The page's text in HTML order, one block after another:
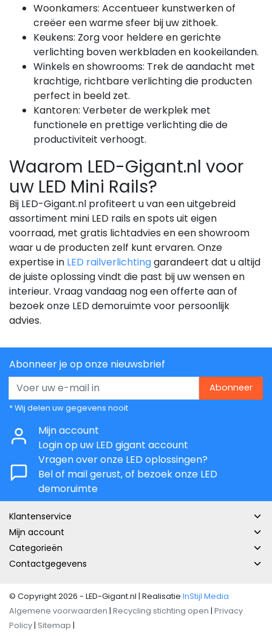
Woonkamers: Accentueer kunstwerken of
creëer een warme sfeer bij uw zithoek.
Keukens: Zorg voor heldere en gerichte
verlichting boven werkbladen en kookeilanden.
Winkels en showrooms: Trek de aandacht met
krachtige, richtbare verlichting die producten
perfect in beeld zet.
Kantoren: Verbeter de werkplek met
functionele en prettige verlichting die de
productiviteit verhoogt.
Waarom LED-Gigant.nl voor
uw LED Mini Rails?
Bij LED-Gigant.nl profiteert u van een uitgebreid
assortiment mini LED rails en spots uit eigen
voorraad, met gratis lichtadvies en een showroom
waar u de producten zelf kunt ervaren. Onze
expertise in LED railverlichtinggarandeert dat u altijd
de juiste oplossing vindt die past bij uw wensen en
interieur. Vraag vandaag nog een offerte aan of
bezoek onze LED demoruimte voor persoonlijk
advies.
Abonneer je op onze nieuwsbrief
Abonneer
* Wij delen uw gegevens nooit
Mijn account
Login op uw LED gigant account
Vragen over onze LED oplossingen?
Bel of mail gerust, of bezoek onze LED
demoruimte
Klantenservice
Mijn account
Categorieën
Contactgegevens
© Copyright 2026 - LED-Gigant.nl | Realisatie InStijl Media
Algemene voorwaarden | Recycling stichting open | Privacy
Policy | Sitemap |